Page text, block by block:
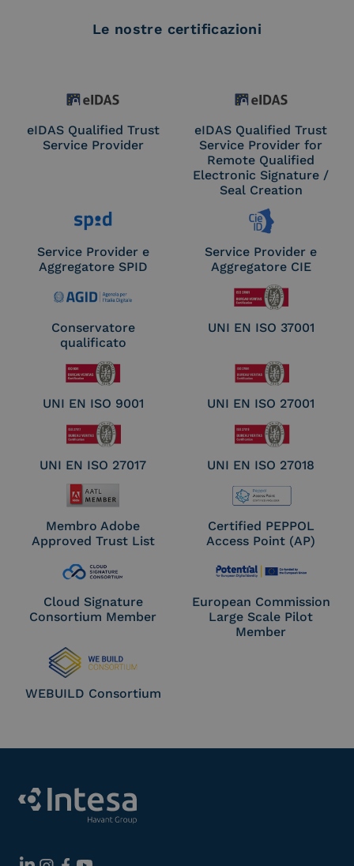
Le nostre certificazioni
eIDAS Qualified Trust
Service Provider
eIDAS Qualified Trust
Service Provider for
Remote Qualified
Electronic Signature /
Seal Creation
Service Provider e
Aggregatore SPID
Service Provider e
Aggregatore CIE
Conservatore
qualificato
UNI EN ISO 37001
UNI EN ISO 9001 UNI EN ISO 27001
UNI EN ISO 27017 UNI EN ISO 27018
Membro Adobe
Approved Trust List
Certified PEPPOL
Access Point (AP)
Cloud Signature
Consortium Member
European Commission
Large Scale Pilot
Member
WEBUILD Consortium